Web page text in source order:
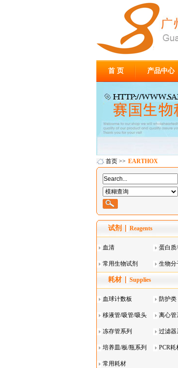
首 页 产品中心
首页 >> EARTHOX
试剂 Reagents
血清 蛋白质
酶
常用生物试剂 生物分
耗材 Supplies
血球计数板 防护类
移液管/吸管/吸头
系列
离心管
冻存管系列 过滤器
培养皿/板/瓶系列 PCR耗
常用耗材